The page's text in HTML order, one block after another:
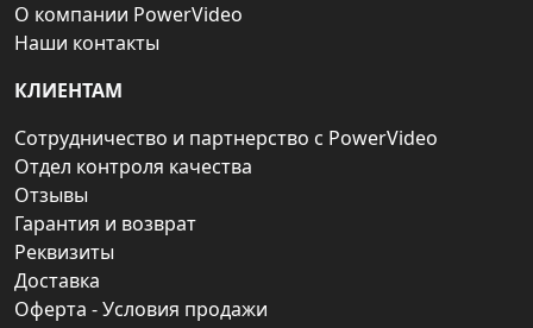
О компании PowerVideo
Наши контакты
КЛИЕНТАМ
Сотрудничество и партнерство с PowerVideo
Отдел контроля качества
Отзывы
Гарантия и возврат
Реквизиты
Доставка
Оферта - Условия продажи